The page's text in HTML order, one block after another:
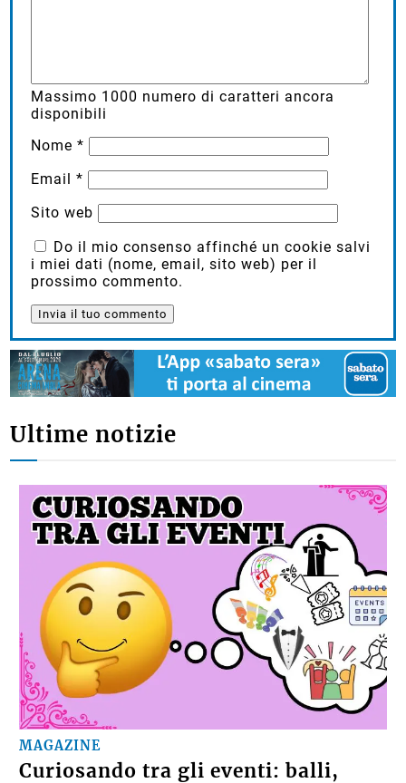
Massimo 1000 numero di caratteri ancora
disponibili
Nome*
Email*
Sito web
Do il mio consenso affinché un cookie salvi
i miei dati (nome, email, sito web) per il
prossimo commento.
Ultime notizie
MAGAZINE
Curiosando tra gli eventi: balli,